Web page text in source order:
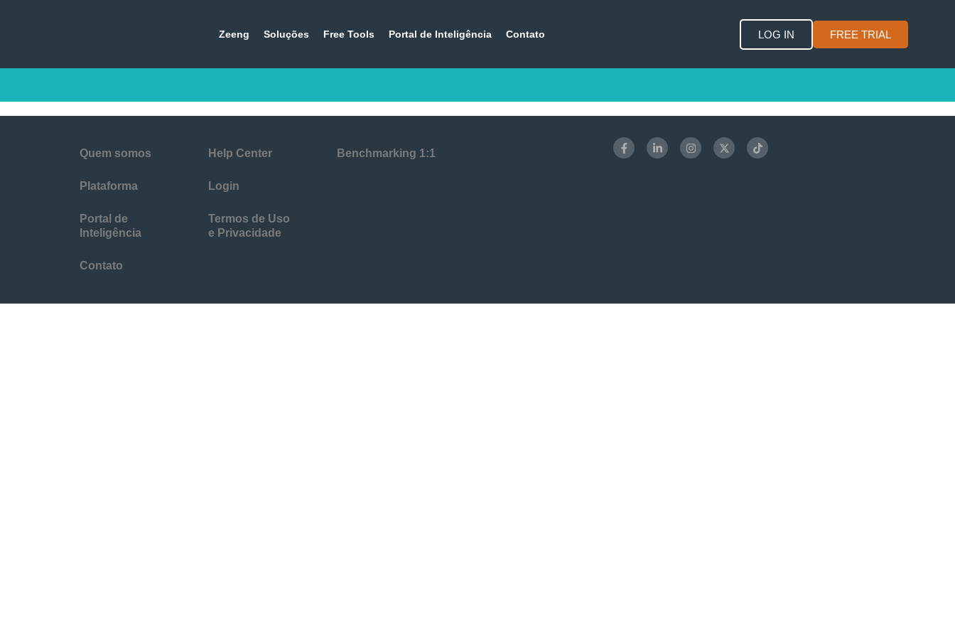
Zeeng Soluções Free Tools Portal de Inteligência Contato LOG IN FREE TRIAL
Quem somos
Plataforma
Portal de
Inteligência
Contato
Help Center
Login
Termos de Uso
e Privacidade
Benchmarking 1:1